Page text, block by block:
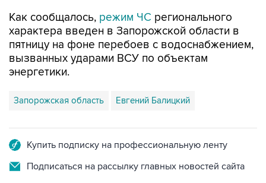
Как сообщалось, режим ЧС регионального
характера введен в Запорожской области в
пятницу на фоне перебоев с водоснабжением,
вызванных ударами ВСУ по объектам
энергетики.
Запорожская область Евгений Балицкий
Купить подписку на профессиональную ленту
Подписаться на рассылку главных новостей сайта